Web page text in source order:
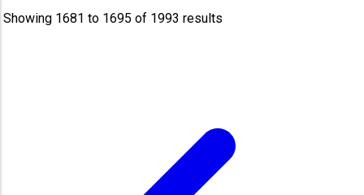
Showing 1681 to 1695 of 1993 results